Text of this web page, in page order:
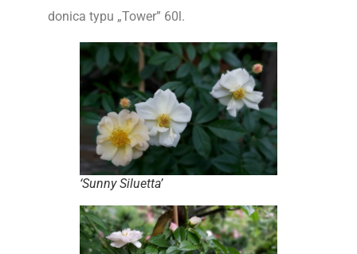
donica typu „Tower” 60l.
‘Sunny Siluetta’